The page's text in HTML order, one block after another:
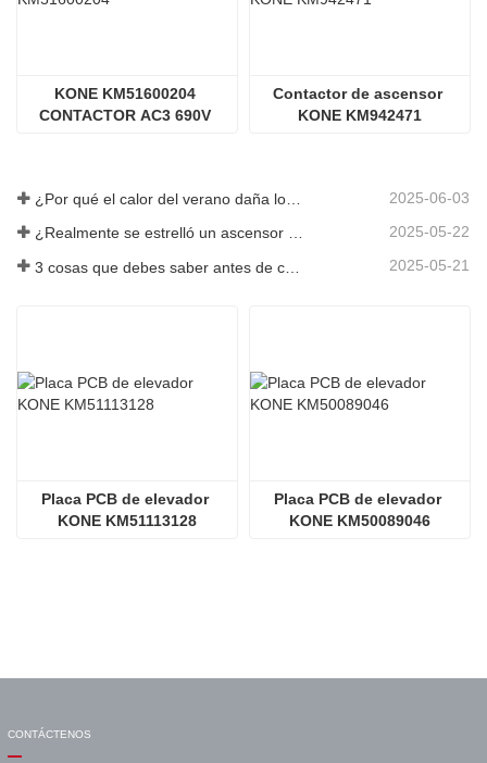
KONE KM51600204
CONTACTOR AC3 690V
Contactor de ascensor
KONE KM942471
2025-06-03
¿Realmente se estrelló un ascensor en el piso 40? 2025-05-22
2025-05-21
Placa PCB de elevador
KONE KM51113128
Placa PCB de elevador
KONE KM50089046
CONTÁCTENOS